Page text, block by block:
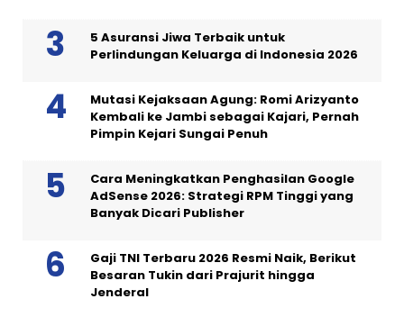
5 Asuransi Jiwa Terbaik untuk
Perlindungan Keluarga di Indonesia 2026
Mutasi Kejaksaan Agung: Romi Arizyanto
Kembali ke Jambi sebagai Kajari, Pernah
Pimpin Kejari Sungai Penuh
Cara Meningkatkan Penghasilan Google
AdSense 2026: Strategi RPM Tinggi yang
Banyak Dicari Publisher
Gaji TNI Terbaru 2026 Resmi Naik, Berikut
Besaran Tukin dari Prajurit hingga
Jenderal